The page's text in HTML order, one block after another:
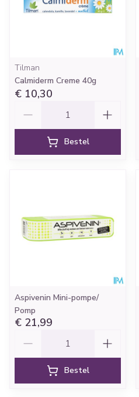
Tilman
Calmiderm Creme 40g
€ 10,30
Bestel
Aspivenin Mini-pompe/
Pomp
€ 21,99
Bestel